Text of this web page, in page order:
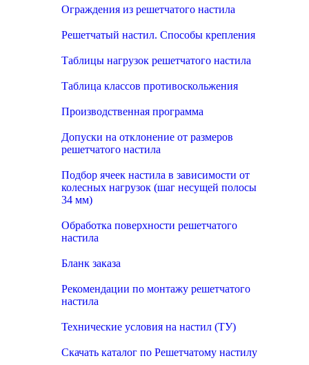
Ограждения из решетчатого настила
Решетчатый настил. Способы крепления
Таблицы нагрузок решетчатого настила
Таблица классов противоскольжения
Производственная программа
Допуски на отклонение от размеров
решетчатого настила
Подбор ячеек настила в зависимости от
колесных нагрузок (шаг несущей полосы
34 мм)
Обработка поверхности решетчатого
настила
Бланк заказа
Рекомендации по монтажу решетчатого
настила
Технические условия на настил (ТУ)
Скачать каталог по Решетчатому настилу